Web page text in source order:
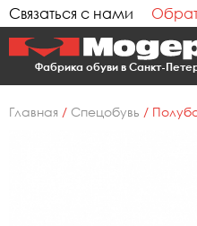
Связаться с нами
Фабрика обуви в Санкт-
Главная / Спецобувь /